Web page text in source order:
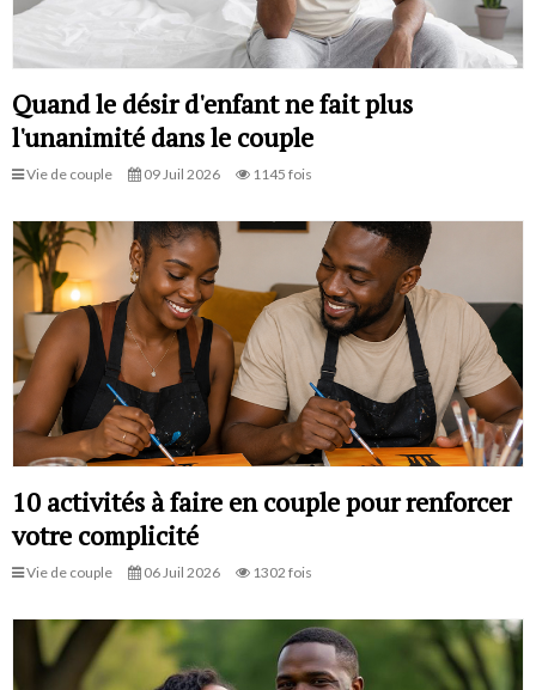
Quand le désir d'enfant ne fait plus
l'unanimité dans le couple
Vie de couple 09 Juil 2026 1145 fois
10 activités à faire en couple pour renforcer
votre complicité
Vie de couple 06 Juil 2026 1302 fois